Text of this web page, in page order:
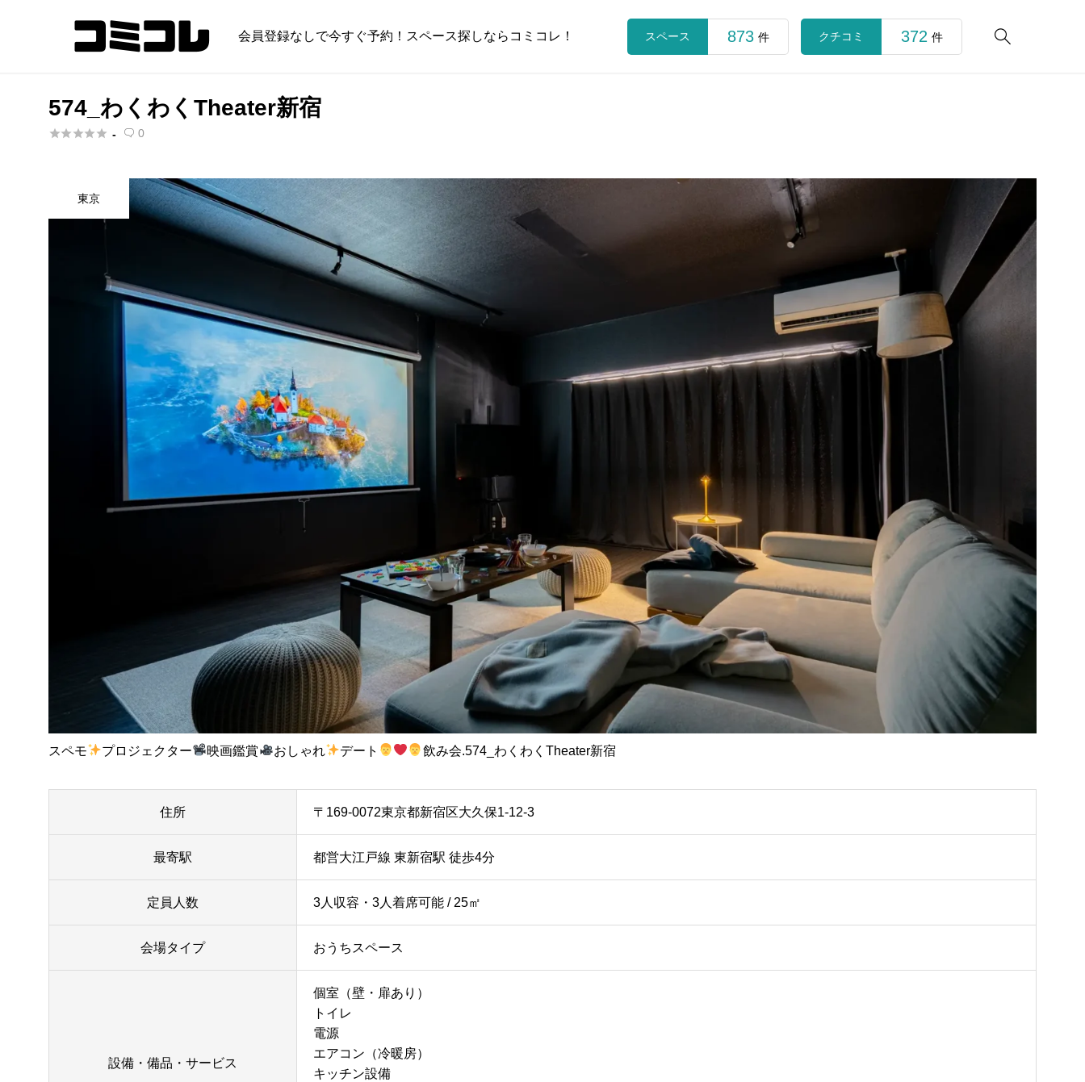
会員登録なしで今すぐ予約！スペース探しならコミコレ！ 
スペース 873 件 クチコミ 372 件
574_わくわくTheater新宿
 -  0
東京
スペモ プロジェクター 映画鑑賞 おしゃれ デート 飲み会.574_わくわくTheater新宿
住所 〒169-0072東京都新宿区大久保1-12-3
最寄駅 都営大江戸線 東新宿駅 徒歩4分
定員人数 3人収容・3人着席可能 / 25㎡
会場タイプ おうちスペース
設備・備品・サービス
個室（壁・扉あり）
トイレ
電源
エアコン（冷暖房）
キッチン設備